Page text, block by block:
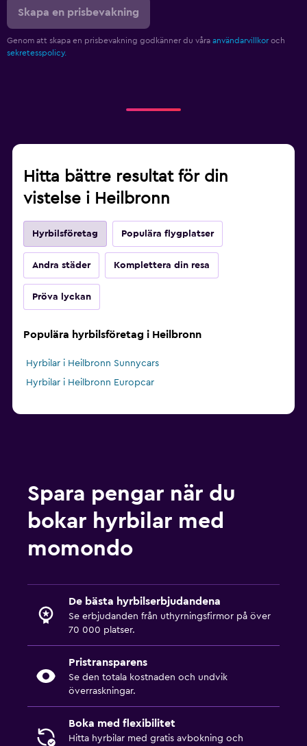
Skapa en prisbevakning
Genom att skapa en prisbevakning godkänner du våra användarvillkor och
sekretesspolicy.
Hitta bättre resultat för din
vistelse i Heilbronn
Hyrbilsföretag Populära flygplatser
Andra städer Komplettera din resa
Pröva lyckan
Populära hyrbilsföretag i Heilbronn
Hyrbilar i Heilbronn Sunnycars
Hyrbilar i Heilbronn Europcar
Spara pengar när du
bokar hyrbilar med
momondo
De bästa hyrbilserbjudandena
Se erbjudanden från uthyrningsfirmor på över
70 000 platser.
Pristransparens
Se den totala kostnaden och undvik
överraskningar.
Boka med flexibilitet
Hitta hyrbilar med gratis avbokning och